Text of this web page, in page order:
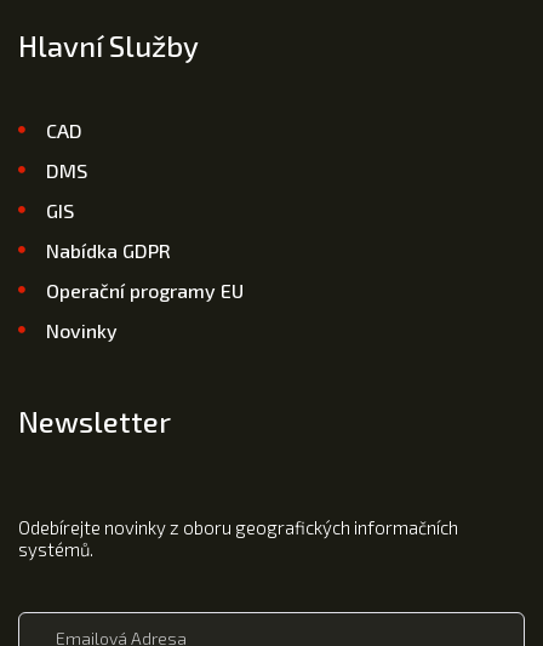
Hlavní Služby
CAD
DMS
GIS
Nabídka GDPR
Operační programy EU
Novinky
Newsletter
Odebírejte novinky z oboru geografických informačních
systémů.